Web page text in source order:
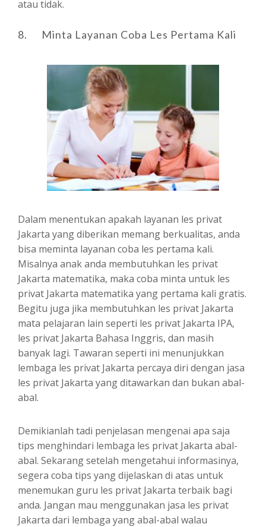
atau tidak.
8. Minta Layanan Coba Les Pertama Kali
Dalam menentukan apakah layanan les privat
Jakarta yang diberikan memang berkualitas, anda
bisa meminta layanan coba les pertama kali.
Misalnya anak anda membutuhkan les privat
Jakarta matematika, maka coba minta untuk les
privat Jakarta matematika yang pertama kali gratis.
Begitu juga jika membutuhkan les privat Jakarta
mata pelajaran lain seperti les privat Jakarta IPA,
les privat Jakarta Bahasa Inggris, dan masih
banyak lagi. Tawaran seperti ini menunjukkan
lembaga les privat Jakarta percaya diri dengan jasa
les privat Jakarta yang ditawarkan dan bukan abal-
abal.
Demikianlah tadi penjelasan mengenai apa saja
tips menghindari lembaga les privat Jakarta abal-
abal. Sekarang setelah mengetahui informasinya,
segera coba tips yang dijelaskan di atas untuk
menemukan guru les privat Jakarta terbaik bagi
anda. Jangan mau menggunakan jasa les privat
Jakarta dari lembaga yang abal-abal walau